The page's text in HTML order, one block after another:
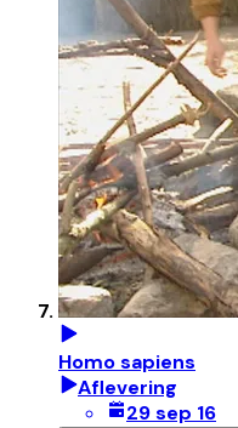
Homo sapiens
Aflevering
29 sep 16